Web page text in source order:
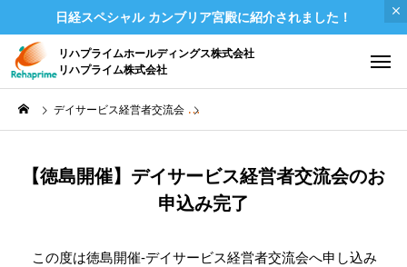
日経スペシャル カンブリア宮殿に紹介されました！
リハプライムホールディングス株式会社
リハプライム株式会社
デイサービス経営者交流会
【徳島開催】デイサービス経営者交流会のお
申込み完了
この度は徳島開催-デイサービス経営者交流会へ申し込み